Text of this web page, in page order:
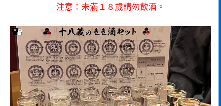
注意：未滿１８歲請勿飲酒。